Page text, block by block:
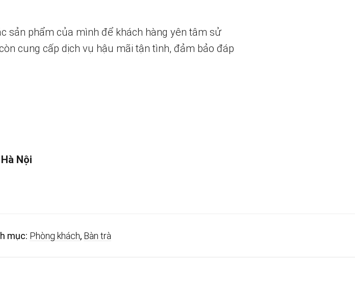
sản phẩm của mình để khách hàng yên tâm sử
cung cấp dịch vụ hậu mãi tận tình, đảm bảo đáp
Nội
mục: Phòng khách, Bàn trà